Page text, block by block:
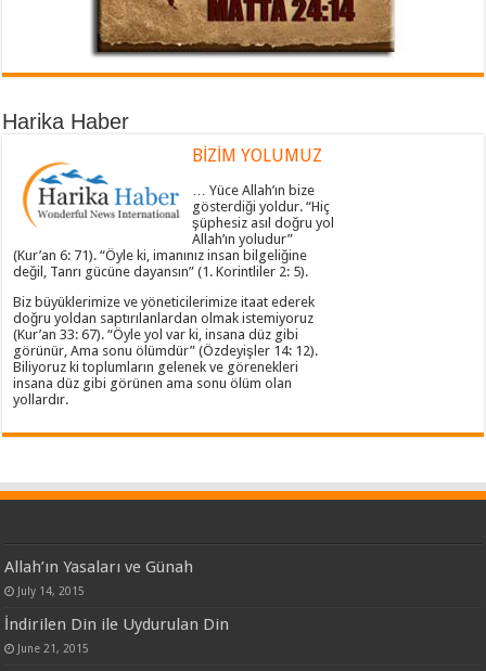
Harika Haber
BİZİM YOLUMUZ
… Yüce Allah’ın bize
gösterdiği yoldur. “Hiç
şüphesiz asıl doğru yol
Allah’ın yoludur”
(Kur’an 6: 71). “Öyle ki, imanınız insan bilgeliğine
değil, Tanrı gücüne dayansın” (1. Korintliler 2: 5).
Biz büyüklerimize ve yöneticilerimize itaat ederek
doğru yoldan saptırılanlardan olmak istemiyoruz
(Kur’an 33: 67). “Öyle yol var ki, insana düz gibi
görünür, Ama sonu ölümdür” (Özdeyişler 14: 12).
Biliyoruz ki toplumların gelenek ve görenekleri
insana düz gibi görünen ama sonu ölüm olan
yollardır.
Allah’ın Yasaları ve Günah
July 14, 2015
İndirilen Din ile Uydurulan Din
June 21, 2015